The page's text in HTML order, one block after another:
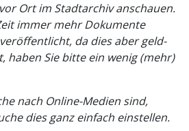
Ort im Stadtarchiv anschauen.
immer mehr Dokumente
da dies aber geld-
haben Sie bitte ein wenig (mehr)
nach Online-Medien sind,
dies ganz einfach einstellen.